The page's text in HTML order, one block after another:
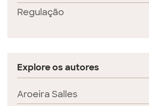
Regulação
Explore os autores
Aroeira Salles